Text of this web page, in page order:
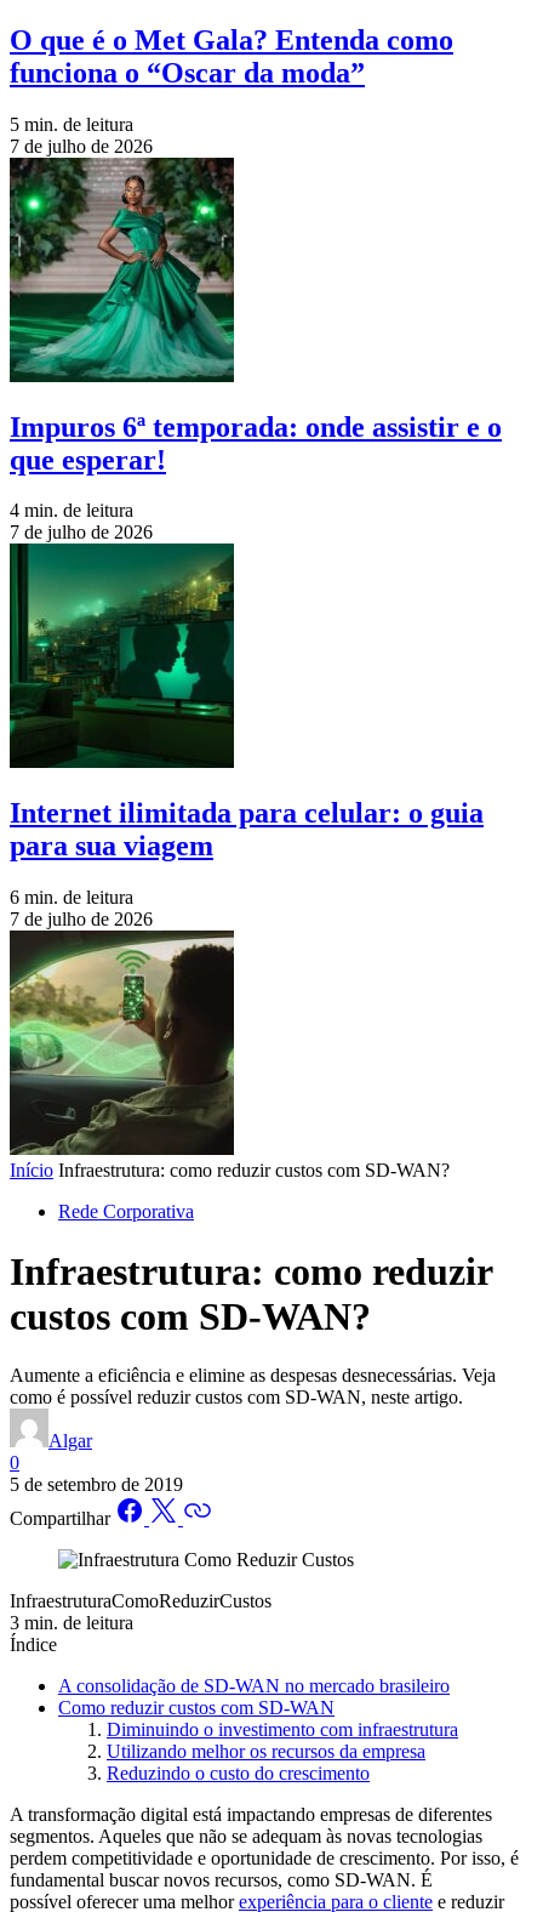
O que é o Met Gala? Entenda como
funciona o “Oscar da moda”
5 min. de leitura
7 de julho de 2026
Impuros 6ª temporada: onde assistir e o
que esperar!
4 min. de leitura
7 de julho de 2026
Internet ilimitada para celular: o guia
para sua viagem
6 min. de leitura
7 de julho de 2026
Início Infraestrutura: como reduzir custos com SD-WAN?
Rede Corporativa
Infraestrutura: como reduzir
custos com SD-WAN?
Aumente a eficiência e elimine as despesas desnecessárias. Veja
como é possível reduzir custos com SD-WAN, neste artigo.
Algar
0
5 de setembro de 2019
Compartilhar
InfraestruturaComoReduzirCustos
3 min. de leitura
Índice
A consolidação de SD-WAN no mercado brasileiro
Como reduzir custos com SD-WAN
Diminuindo o investimento com infraestrutura
Utilizando melhor os recursos da empresa
Reduzindo o custo do crescimento
A transformação digital está impactando empresas de diferentes
segmentos. Aqueles que não se adequam às novas tecnologias
perdem competitividade e oportunidade de crescimento. Por isso, é
fundamental buscar novos recursos, como SD-WAN. É
possível oferecer uma melhorexperiência para o cliente e reduzir